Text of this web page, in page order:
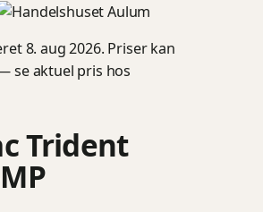
8. aug 2026. Priser kan
se aktuel pris hos
Trident